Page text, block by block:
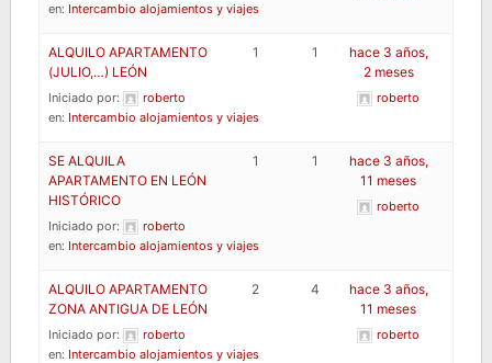
en: Intercambio alojamientos y viajes
ALQUILO APARTAMENTO
(JULIO,…) LEÓN
Iniciado por:
roberto
en: Intercambio alojamientos y viajes
1 1
hace 3 años,
2 meses
roberto
SE ALQUILA
APARTAMENTO EN LEÓN
HISTÓRICO
Iniciado por:
roberto
en: Intercambio alojamientos y viajes
1 1
hace 3 años,
11 meses
roberto
ALQUILO APARTAMENTO
ZONA ANTIGUA DE LEÓN
Iniciado por:
roberto
en: Intercambio alojamientos y viajes
2 4
hace 3 años,
11 meses
roberto